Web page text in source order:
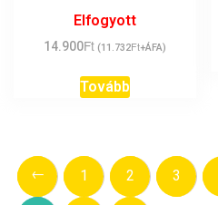
Elfogyott
14.900Ft (11.732Ft+ÁFA)
Tovább
← 1 2 3